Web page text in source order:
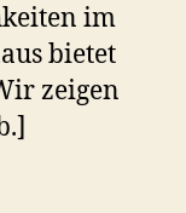
im
bietet
zeigen